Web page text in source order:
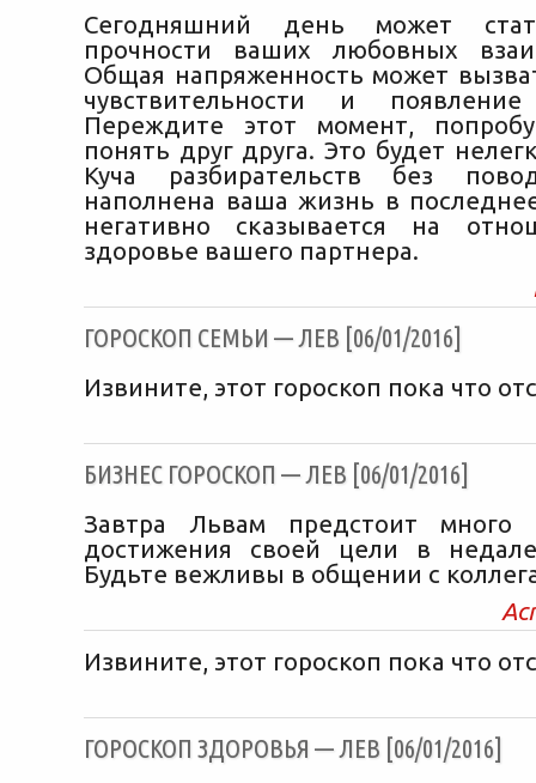
Сегодняшний день может
прочности ваших любовных
Общая напряженность может
чувствительности и появление
Переждите этот момент,
понять друг друга. Это будет
Куча разбирательств без
наполнена ваша жизнь в
негативно сказывается на
здоровье вашего партнера.
ГОРОСКОП СЕМЬИ — ЛЕВ [06/01/2016]
Извините, этот гороскоп пока что
БИЗНЕС ГОРОСКОП — ЛЕВ [06/01/2016]
Завтра Львам предстоит много
достижения своей цели в
Будьте вежливы в общении с
Извините, этот гороскоп пока что
ГОРОСКОП ЗДОРОВЬЯ — ЛЕВ [06/01/2016]